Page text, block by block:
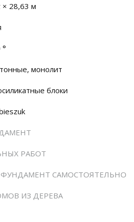
× 28,63 м
монолит
блоки
РАБОТ
ФУНДАМЕНТ САМОСТОЯТЕЛЬНО
ИЗ ДЕРЕВА